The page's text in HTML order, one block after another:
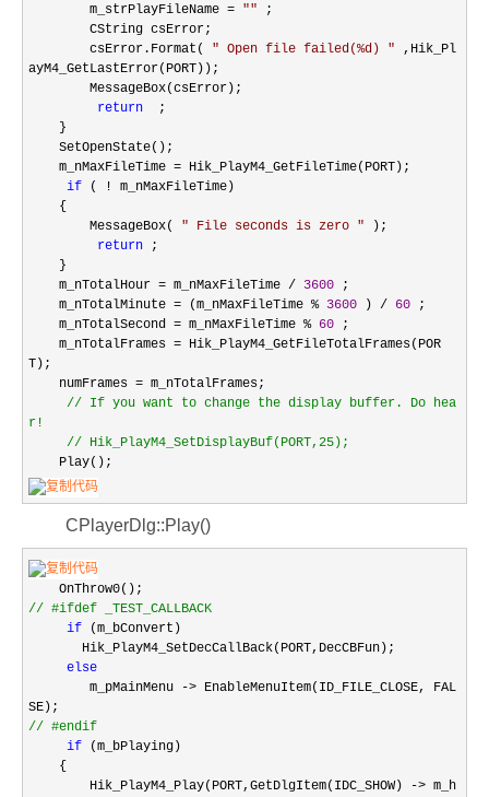
m_strPlayFileName = ""
;
CString csError;
csError.Format(
" Open file failed(%d) "
,Hik_Pl
ayM4_GetLastError(PORT));
MessageBox(csError);
return
;
}
SetOpenState();
m_nMaxFileTime = Hik_PlayM4_GetFileTime(PORT);
if
( !
m_nMaxFileTime)
{
MessageBox(
" File seconds is zero "
);
return
;
}
m_nTotalHour = m_nMaxFileTime / 3600
;
m_nTotalMinute = (m_nMaxFileTime % 3600 ) / 60
;
m_nTotalSecond = m_nMaxFileTime % 60
;
m_nTotalFrames = Hik_PlayM4_GetFileTotalFrames(POR
T);
numFrames = m_nTotalFrames;
//
If you want to change the display buffer. Do hea
r!
//
Hik_PlayM4_SetDisplayBuf(PORT,25);
Play();
CPlayerDlg::Play()
OnThrow0();
// #ifdef _TEST_CALLBACK
if
(m_bConvert)
Hik_PlayM4_SetDecCallBack(PORT,DecCBFun);
else
m_pMainMenu
-> EnableMenuItem(ID_FILE_CLOSE, FAL
SE);
// #endif
if
(m_bPlaying)
{
Hik_PlayM4_Play(PORT,GetDlgItem(IDC_SHOW)
-> m_h